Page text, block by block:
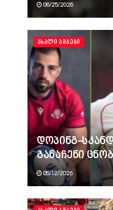
06/25/2026
ᲐᲮᲐᲚᲘ ᲐᲛᲑᲔᲑᲘ
დოპინგ-
განაჩენი
05/12/2026